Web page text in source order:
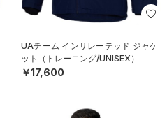
UAチーム インサレーテッド ジャケ
ット（トレーニング/UNISEX）
￥17,600